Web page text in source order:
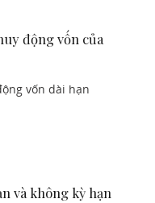
động vốn của
vốn dài hạn
và không kỳ hạn